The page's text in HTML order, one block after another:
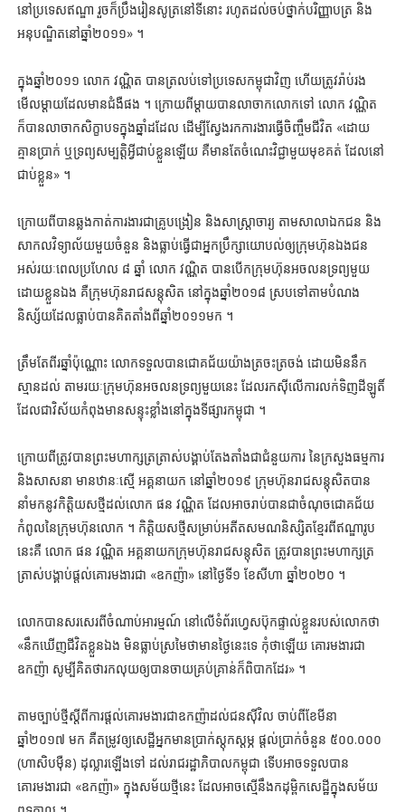
នៅប្រទេសឥណ្ឌា រួចក៏ប្រឹងរៀនសូត្រនៅទីនោះ រហូតដល់ចប់ថ្នាក់បរិញ្ញាបត្រ និង
អនុបណ្ឌិតនៅឆ្នាំ២០១១» ។
ក្នុងឆ្នាំ២០១១ លោក វណ្ណិត បានត្រលប់ទៅប្រទេសកម្ពុជាវិញ ហើយត្រូវរ៉ាប់រង
មើលម្ដាយដែលមានជំងឺផង ។ ក្រោយពីម្ដាយបានលាចាកលោកទៅ លោក វណ្ណិត
ក៏បានលាចាកសិក្ខាបទក្នុងឆ្នាំដដែល ដើម្បីស្វែងរកការងារធ្វើចិញ្ចឹមជីវិត «ដោយ
គ្មានប្រាក់ ឬទ្រព្យសម្បត្តិអ្វីជាប់ខ្លួនឡើយ គឺមានតែចំណេះវិជ្ជាមួយមុខគត់ ដែលនៅ
ជាប់ខ្លួន» ។
ក្រោយពីបានឆ្លងកាត់ការងារជាគ្រូបង្រៀន និងសាស្ត្រាចារ្យ តាមសាលាឯកជន និង
សាកលវិទ្យាល័យមួយចំនួន និងធ្លាប់ធ្វើជាអ្នកប្រឹក្សាយោបល់ឲ្យក្រុមហ៊ុនឯងជន
អស់រយៈពេលប្រហែល ៨ ឆ្នាំ លោក វណ្ណិត បានបើកក្រុមហ៊ុនអចលនទ្រព្យមួយ
ដោយខ្លួនឯង គឺក្រុមហ៊ុនរាជសន្តុសិត នៅក្នុងឆ្នាំ២០១៨ ស្របទៅតាមបំណង
និស្ស័យដែលធ្លាប់បានគិតតាំងពីឆ្នាំ២០១១មក ។
ត្រឹមតែពីរឆ្នាំប៉ុណ្ណោះ លោកទទួលបានជោគជ័យយ៉ាងត្រចះត្រចង់ ដោយមិននឹក
ស្មានដល់ តាមរយៈក្រុមហ៊ុនអចលនទ្រព្យមួយនេះ ដែលរកស៊ីលើការលក់ទិញដីឡូតិ៍
ដែលជាវិស័យកំពុងមានសន្ទុះខ្លាំងនៅក្នុងទីផ្សារកម្ពុជា ។
ក្រោយពីត្រូវបានព្រះមហាក្សត្រត្រាស់បង្គាប់តែងតាំងជាជំនួយការ នៃក្រសួងធម្មការ
និងសាសនា មានឋានៈស្មើ អគ្គនាយក នៅឆ្នាំ២០១៩ ក្រុមហ៊ុនរាជសន្តុសិតបាន
នាំមកនូវកិត្តិយសថ្មីដល់លោក ផន វណ្ណិត ដែលអាចរាប់បានជាចំណុចជោគជ័យ
កំពូលនៃក្រុមហ៊ុនលោក ។ កិត្តិយសថ្មីសម្រាប់អតីតសមណនិស្សិតខ្មែរពីឥណ្ឌារូប
នេះគឺ លោក ផន វណ្ណិត អគ្គនាយកក្រុមហ៊ុនរាជសន្តុសិត ត្រូវបានព្រះមហាក្សត្រ
ត្រាស់បង្គាប់ផ្ដល់គោរមងារជា «ឧកញ៉ា» នៅថ្ងៃទី១ ខែសីហា ឆ្នាំ២០២០ ។
លោកបានសរសេរពីចំណាប់អារម្មណ៍ នៅលើទំព័រហ្វេសប៊ុកផ្ទាល់ខ្លួនរបស់លោកថា
«នឹកឃើញជីវិតខ្លួនឯង មិនធ្លាប់ស្រមៃថាមានថ្ងៃនេះទេ កុំថាឡើយ គោរមងារជា
ឧកញ៉ា សូម្បីគិតថារកលុយឲ្យបានចាយគ្រប់គ្រាន់ក៏ពិបាកដែរ» ។
តាមច្បាប់ថ្មីស្តីពីការផ្ដល់គោរមងារជាឧកញ៉ាដល់ជនស៊ីវិល ចាប់ពីខែមីនា
ឆ្នាំ២០១៧ មក គឺតម្រូវឲ្យសេដ្ឋីអ្នកមានប្រាក់ស្តុកស្ដម្ភ ផ្ដល់ប្រាក់ចំនួន ៥០០.០០០
(ហាសិបម៉ឺន) ដុល្លារឡើងទៅ ដល់រាជរដ្ឋាភិបាលកម្ពុជា ទើបអាចទទួលបាន
គោរមងារជា «ឧកញ៉ា» ក្នុងសម័យថ្មីនេះ ដែលអាចស្មើនឹងកដុម្ពិកសេដ្ឋីក្នុងសម័យ